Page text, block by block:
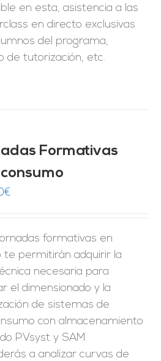
en esta, asistencia a las
en directo exclusivas
del programa,
de tutorización, etc.
Formativas
€
formativas en
te permitirán adquirir la
necesaria para
el dimensionado y la
de sistemas de
con almacenamiento
PVsyst y SAM.
a analizar curvas de